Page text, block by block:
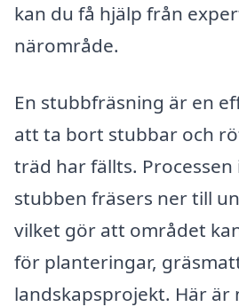
kan du få hjälp från
närområde.
En stubbfräsning är en
att ta bort stubbar och
träd har fällts.
stubben fräsers ner till
vilket gör att området
för planteringar,
landskapsprojekt. Här är